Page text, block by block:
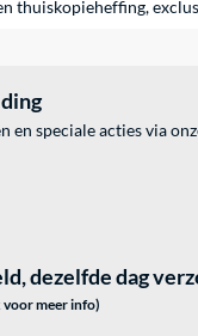
thuiskopieheffing,
en speciale acties via
dezelfde dag
voor meer info)